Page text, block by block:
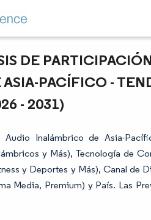
DE
PACÍFICO -
- 2031)
Inalámbrico de Asia-
y Más), Tecnología de
y Deportes y Más), Canal de
Media, Premium) y País. Las